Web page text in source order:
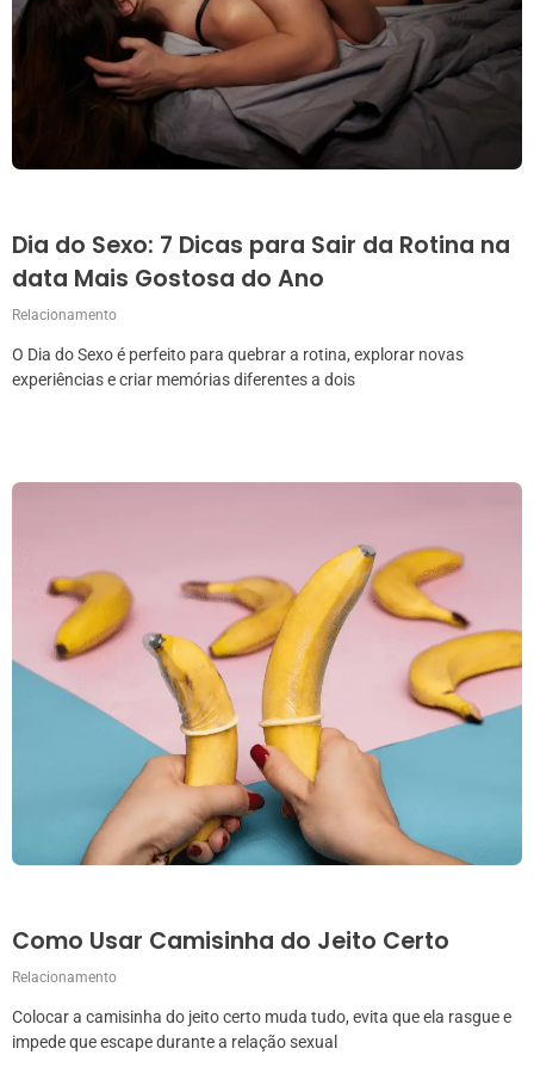
Dia do Sexo: 7 Dicas para Sair da Rotina na
data Mais Gostosa do Ano
Relacionamento
O Dia do Sexo é perfeito para quebrar a rotina, explorar novas
experiências e criar memórias diferentes a dois
Como Usar Camisinha do Jeito Certo
Relacionamento
Colocar a camisinha do jeito certo muda tudo, evita que ela rasgue e
impede que escape durante a relação sexual